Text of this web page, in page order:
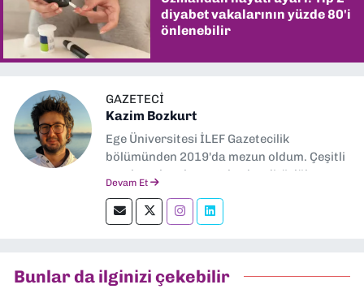
diyabet vakalarının yüzde 80'i
önlenebilir
GAZETECI
Kazim Bozkurt
Ege Üniversitesi İLEF Gazetecilik
bölümünden 2019'da mezun oldum. Çeşitli
yerel ve ulusal gazetelerde editörlük,
okumayı severim.
Devam Et
Bunlar da ilginizi çekebilir